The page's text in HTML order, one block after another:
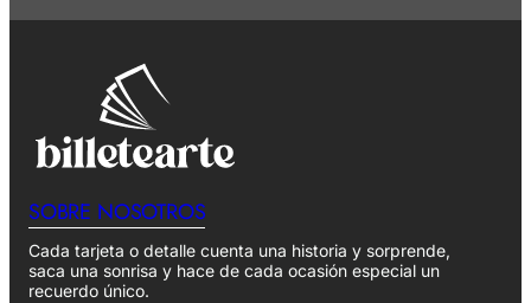
SOBRE NOSOTROS
Cada tarjeta o detalle cuenta una historia y sorprende,
saca una sonrisa y hace de cada ocasión especial un
recuerdo único.